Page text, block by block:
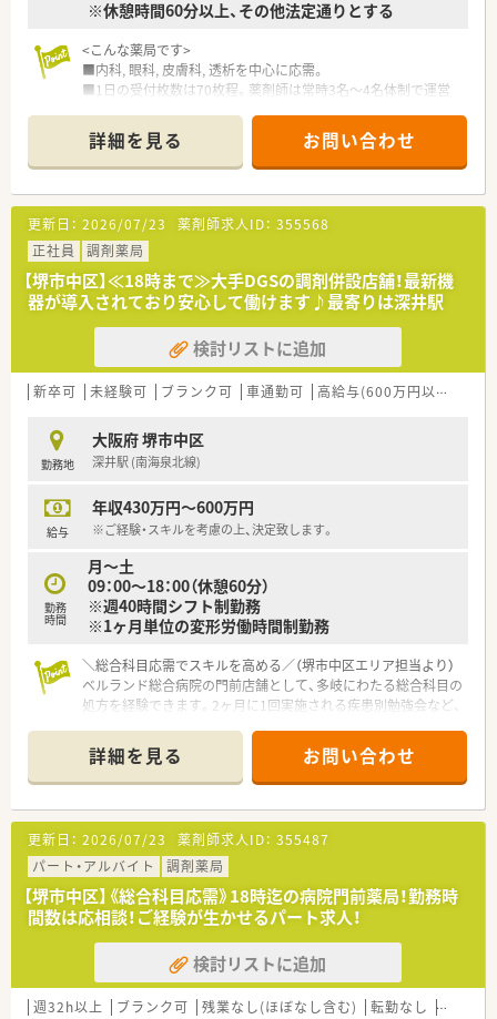
※休憩時間60分以上、その他法定通りとする
<こんな薬局です>
■内科, 眼科, 皮膚科, 透析を中心に応需。
■1日の受付枚数は70枚程。薬剤師は常時3名～4名体制で運営
■マイカー通勤可能です！
■近隣の総合病院からの処方箋も対応しています。
<こんな方にオススメ>
■家族やプライベートを大事にしながら働きたい方
■キャリアを磨きたい方
■企業の安定性を重視したい方
■お車通勤を希望される方
■未経験から保険調剤にチャレンジをしたい方
<こんな会社です>
■株式会社ファーコスと株式会社ミックが合併して新たに設立
された調剤薬局チェーンです。
■設立は2022年4月！スズケングループにおける全国規模の調剤
■2社が培ってきたノウハウと企業の良さを融合し、より安定し
た経営基盤から、成長スピードを加速させていきます。
■正社員には全国・広域・都道府県限定・自宅通勤の4コースをご
■全国・広域・都道府県限定コースの方には充実の住宅補助制度
が適用されます。（住居は法人契約ですので、初期費用時の自己
<産休育休からの復職率高め>
■産育休からの復帰率は95%以上！時短勤務はお子様が小学3年
生終了時まで可能です。
<年間休日多め＆機械化に積極的>
■年間休日は120日以上で様々な休暇制度がございます。
■最新機器の導入やメディカルリスクコントローラー制度を導
入し、調剤過誤防止に向けた取り組みにも積極的です。
詳細を見る お問い合わせ
更新日： 2026/07/23 薬剤師求人ID： 355568
正社員
調剤薬局
【堺市中区】≪18時まで≫大手DGSの調剤併設店舗！最新機
器が導入されており安心して働けます♪最寄りは深井駅
検討リストに追加
新卒可 未経験可 ブランク可 車通勤可 高給与(600万円以上)
勤務地
大阪府 堺市中区
深井駅 (南海泉北線)
給与
年収430万円～600万円
※ご経験・スキルを考慮の上、決定致します。
勤務
時間
月～土
09：00～18：00（休憩60分）
※週40時間シフト制勤務
※1ヶ月単位の変形労働時間制勤務
＼総合科目応需でスキルを高める／（堺市中区エリア担当より）
ベルランド総合病院の門前店舗として、多岐にわたる総合科目の
処方を経験できます。2ヶ月に1回実施される疾患別勉強会など、
＊------------------------------------------＊
【店舗情報と応需状況について】
■南海泉北線の深井駅からバスで15分ほどの場所に位置してお
り、従業員向けにお車での快適なマイカー通勤も認められている
店舗です。
■地域の基幹病院であるベルランド総合病院の門前に構えてお
り、多岐にわたる総合科目の処方箋を1日あたり約43枚応需して
います。
■広域の総合科目に触れる面対応の薬局として高い応需力をも
つだけでなく、外来調剤と並行して居宅や施設への在宅業務も実
施しています。
【想定される業務内容】
■処方箋に基づく正確な調剤や入念な監査をはじめ、患者様の健
詳細を見る お問い合わせ
更新日： 2026/07/23 薬剤師求人ID： 355487
パート・アルバイト
調剤薬局
【堺市中区】《総合科目応需》18時迄の病院門前薬局！勤務時
間数は応相談！ご経験が生かせるパート求人！
検討リストに追加
週32h以上 ブランク可 残業なし(ほぼなし含む) 転勤なし 車通勤